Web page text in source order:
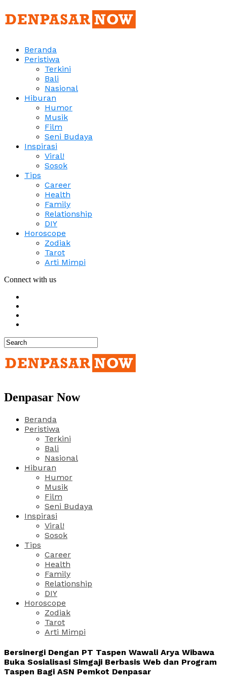
Beranda
Peristiwa
Terkini
Bali
Nasional
Hiburan
Humor
Musik
Film
Seni Budaya
Inspirasi
Viral!
Sosok
Tips
Career
Health
Family
Relationship
DIY
Horoscope
Zodiak
Tarot
Arti Mimpi
Connect with us
Denpasar Now
Beranda
Peristiwa
Terkini
Bali
Nasional
Hiburan
Humor
Musik
Film
Seni Budaya
Inspirasi
Viral!
Sosok
Tips
Career
Health
Family
Relationship
DIY
Horoscope
Zodiak
Tarot
Arti Mimpi
Bersinergi Dengan PT Taspen Wawali Arya Wibawa
Buka Sosialisasi Simgaji Berbasis Web dan Program
Taspen Bagi ASN Pemkot Denpasar